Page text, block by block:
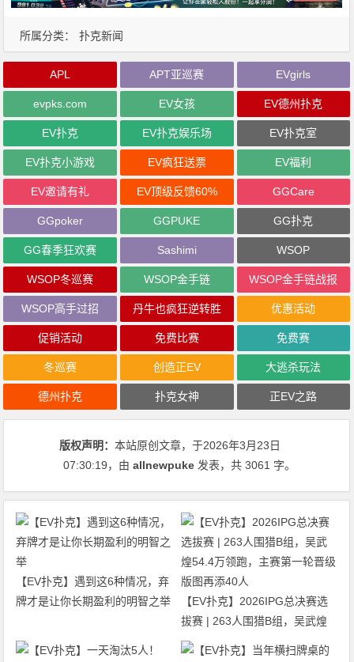
所属分类： 扑克新闻
APL APT亚巡赛 EVgirls
evpks.com EV女孩 EV德州扑克
EV扑克 EV扑克娱乐场 EV扑克室
EV扑克小游戏 EV疯狂送票 EV福利
EV邀请有礼 EV顶级反馈60% GGCare
GGpoker GGPUKE GG扑克
GG春季狂欢赛 Sashimi WSOP
WSOP冬巡赛 WSOP金手链 WSOP金手链战报
WSOP高手过招 丹牛也疯狂逆转胜 优惠活动
促销活动 免费比赛 免费赛
冬巡赛 创造正EV 大逃杀玩法
德州扑克 扑克女神 正EV之路
版权声明：本站原创文章，于2026年3月23日
07:30:19，由allnewpuke 发表，共 3061 字。
【EV扑克】遇到这6种情况，弃
牌才是让你长期盈利的明智之举
【EV扑克】2026IPG总决赛选
拔赛 | 263人围猎B组，吴武煌
54.4万领跑，主赛第一轮晋级版